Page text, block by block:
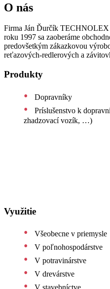
O nás
Firma Ján Ďurčík TECHNOLEX
roku 1997 sa zaoberáme
predovšetkým zákazkovou
reťazových-redlerových a
Produkty
Dopravníky
Príslušenstvo k
zhadzovací vozík, …)
Využitie
Všeobecne v priemysle
V poľnohospodárstve
V potravinárstve
V drevárstve